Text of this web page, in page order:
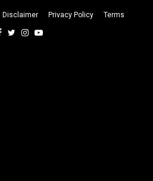
Disclaimer Privacy Policy Terms
Facebook
TwitterInstagram
Youtube